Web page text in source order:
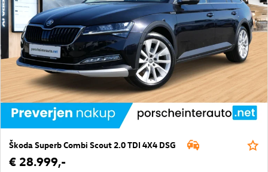
Škoda Superb Combi Scout 2.0 TDI 4X4 DSG
€ 28.999,-